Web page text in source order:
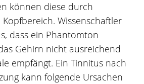
können diese durch
Wissenschaftler
dass ein Phantomton
Gehirn nicht ausreichend
empfängt. Ein Tinnitus nach
kann folgende Ursachen